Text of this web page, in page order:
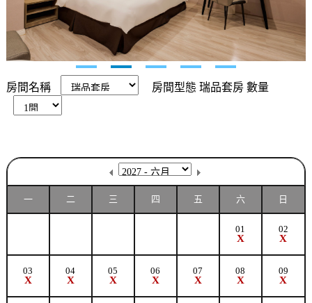
房間名稱 房間型態 瑞品套房 數量
一 二 三 四 五 六 日
01
X
02
X
03
X
04
X
05
X
06
X
07
X
08
X
09
X